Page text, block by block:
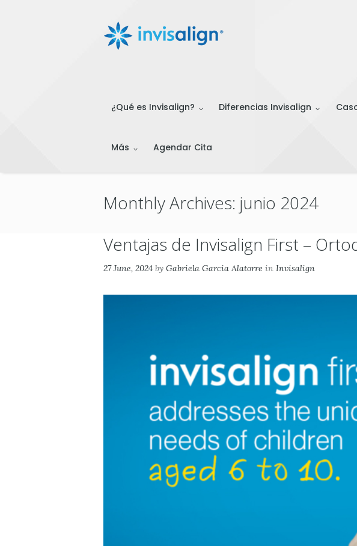
¿Qué es Invisalign? Diferencias Invisalign
Más Agendar Cita
Monthly Archives: junio 2024
Ventajas de Invisalign First –
27 June, 2024 by Gabriela Garcia Alatorre in Invisalign